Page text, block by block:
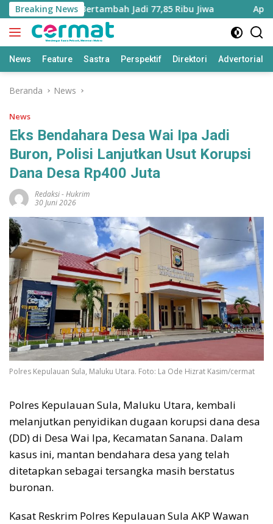
Langsung
ke
konten
Breaking News
Utara Bertambah Jadi 77,85 Ribu Jiwa Aplikasi
News Feature Sastra Perspektif Direktori Advertorial
Beranda News
News
Eks Bendahara Desa Wai Ipa Jadi
Buron, Polisi Lanjutkan Usut Korupsi
Dana Desa Rp400 Juta
Redaksi-Hukrim
30 Juni 2026
Polres Kepulauan Sula, Maluku Utara. Foto: La Ode Hizrat Kasim/cermat
Polres Kepulauan Sula, Maluku Utara, kembali
melanjutkan penyidikan dugaan korupsi dana desa
(DD) di Desa Wai Ipa, Kecamatan Sanana. Dalam
kasus ini, mantan bendahara desa yang telah
ditetapkan sebagai tersangka masih berstatus
buronan.
Kasat Reskrim Polres Kepulauan Sula AKP Wawan